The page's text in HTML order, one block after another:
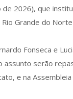
de 2026), que
Grande do
Fonseca e
assunto serão
e na